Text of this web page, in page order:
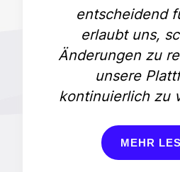
entscheidend
erlaubt uns,
Änderungen zu
unsere
kontinuierlich zu